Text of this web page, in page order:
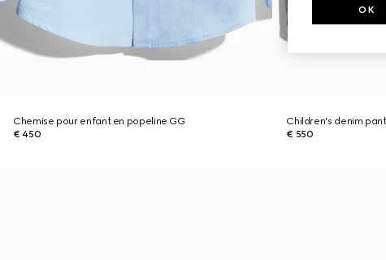
Chemise pour enfant en popeline GG
€ 450
Children's denim
€ 550
OK